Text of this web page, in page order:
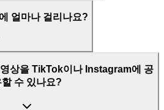
얼마나 걸리나요?
상을 TikTok이나 Instagram에 공
할 수 있나요?